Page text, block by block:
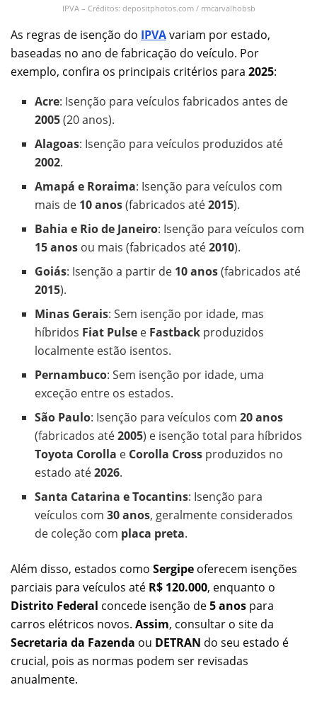
IPVA – Créditos: depositphotos.com / rmcarvalhobsb
As regras de isenção do IPVAvariam por estado,
baseadas no ano de fabricação do veículo. Por
exemplo, confira os principais critérios para 2025:
Acre: Isenção para veículos fabricados antes de
2005(20 anos).
Alagoas: Isenção para veículos produzidos até
2002.
Amapá e Roraima: Isenção para veículos com
mais de 10 anos(fabricados até2015).
Bahia e Rio de Janeiro: Isenção para veículos com
15 anos ou mais (fabricados até2010).
Goiás: Isenção a partir de 10 anos(fabricados até
2015).
Minas Gerais: Sem isenção por idade, mas
híbridos Fiat Pulse e Fastback produzidos
localmente estão isentos.
Pernambuco: Sem isenção por idade, uma
exceção entre os estados.
São Paulo: Isenção para veículos com20 anos
(fabricados até2005) e isenção total para híbridos
Toyota Corolla e Corolla Cross produzidos no
estado até2026.
Santa Catarina e Tocantins: Isenção para
veículos com30 anos, geralmente considerados
de coleção com placa preta.
Além disso, estados como Sergipe oferecem isenções
parciais para veículos até R$ 120.000, enquanto o
Distrito Federal concede isenção de5 anos para
carros elétricos novos. Assim, consultar o site da
Secretaria da Fazenda ou DETRAN do seu estado é
crucial, pois as normas podem ser revisadas
anualmente.